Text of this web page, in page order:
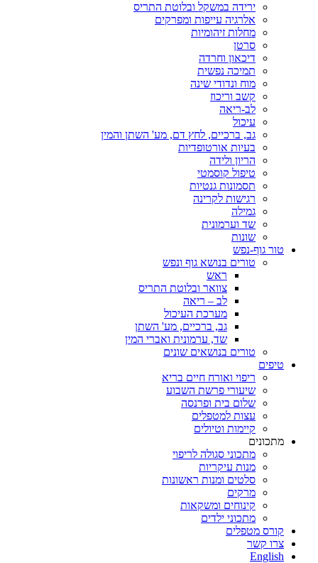
ירידה במשקל ובלוטת התריס
אלרגיה עייפות ומפרקים
מחלות זיהומיות
סרטן
דיכאון וחרדה
תמיכה נפשית
מוח ונדודי שינה
קשב וריכוז
לב-ריאה
עיכול
גב, ברכיים, לחץ דם, מע' השתן והמין
בעיות אורטופדיות
הריון ולידה
טיפול קוסמטי
תסמונות גנטיות
רגישות לקרינה
גמילה
שד וערמונית
שונות
טור גוף-נפש
טורים בנושא גוף ונפש
ראש
צוואר ובלוטת התריס
לב – ריאה
מערכת העיכול
גב, ברכיים, מע' השתן
שד, ערמונית ואברי המין
טורים בנושאים שונים
טיפים
ריפוי ואורח חיים בריא
שיעורי פרשת השבוע
שלום בית ופרנסה
עצות למטפלים
קיימות וטיולים
מתכונים
מתכוני סגולה לריפוי
מנות עיקריות
סלטים ומנות ראשונות
מרקים
קינוחים ומשקאות
מתכוני ילדים
קורס מטפלים
צרו קשר
English